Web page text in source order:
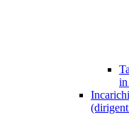
in